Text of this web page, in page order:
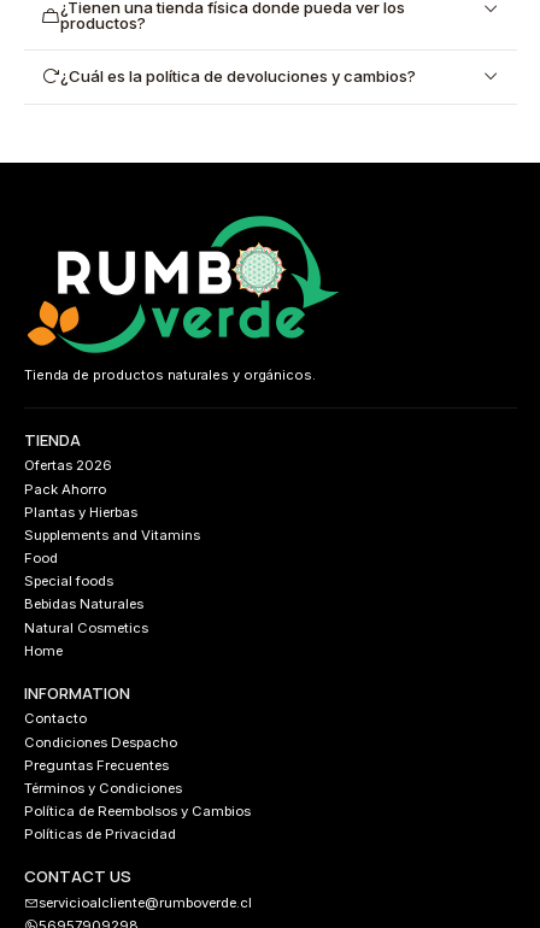
¿Tienen una tienda física donde pueda ver los
productos?
¿Cuál es la política de devoluciones y cambios?
Tienda de productos naturales y orgánicos.
TIENDA
Ofertas 2026
Pack Ahorro
Plantas y Hierbas
Supplements and Vitamins
Food
Special foods
Bebidas Naturales
Natural Cosmetics
Home
INFORMATION
Contacto
Condiciones Despacho
Preguntas Frecuentes
Términos y Condiciones
Política de Reembolsos y Cambios
Políticas de Privacidad
CONTACT US
servicioalcliente@rumboverde.cl